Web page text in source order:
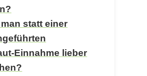
statt einer
Einnahme lieber